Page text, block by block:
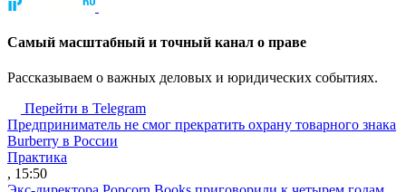
Cамый масштабный и точный канал о праве
Рассказываем о важных деловых и юридических событиях.
Перейти в Telegram
Предприниматель не смог прекратить охрану товарного знака
Burberry в России
Практика
, 15:50